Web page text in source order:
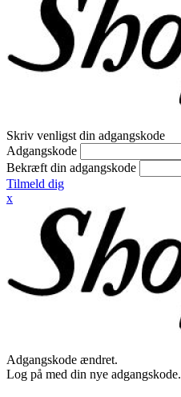
Skriv venligst din adgangskode
Adgangskode
Bekræft din adgangskode
Tilmeld dig
x
Adgangskode ændret.
Log på med din nye adgangskode.